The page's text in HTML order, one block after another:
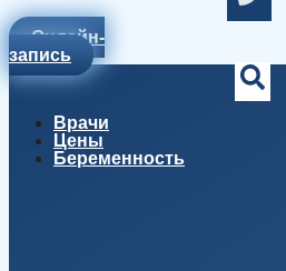
Онлайн-
запись
Врачи
Цены
Беременность